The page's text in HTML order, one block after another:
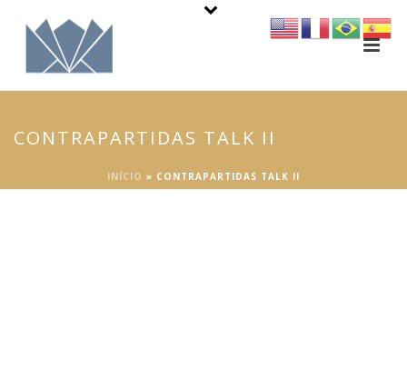
CONTRAPARTIDAS TALK II
INÍCIO » CONTRAPARTIDAS TALK II